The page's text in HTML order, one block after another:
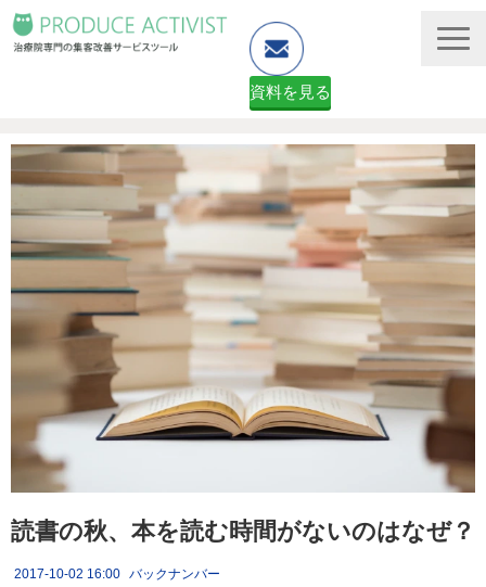
資料を見る
予約システム・顧客管理
資料ダウンロード（無料）
２ヶ月無料体験申し込みフォーム
読書の秋、本を読む時間がないのはなぜ？
2017-10-02 16:00 バックナンバー